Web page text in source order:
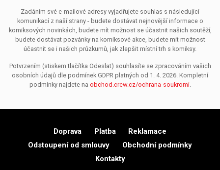
Zadáním své e-mailové adresy vyjadřujete souhlas s následující
komunikací z naší strany - budete dostávat nejnovější informace o
komiksových novinkách, budete mít možnost se účastnit našich soutěží,
budete dostávat pozvánky na komiksové akce, budete mít možnost
účastnit se i našich průzkumů, jak zlepšit místní trh s komiksy.
Potvrzením (stiskem tlačítka Odeslat) souhlasíte se zpracováním vašich
osobních údajů dle podmínek GDPR platných od 1. 4. 2026. Kompletní
podmínky najdete na obchod.crew.cz/ochrana-soukromi.
Doprava Platba
Reklamace
Odstoupení od smlouvy
Obchodní podmínky
Kontakty